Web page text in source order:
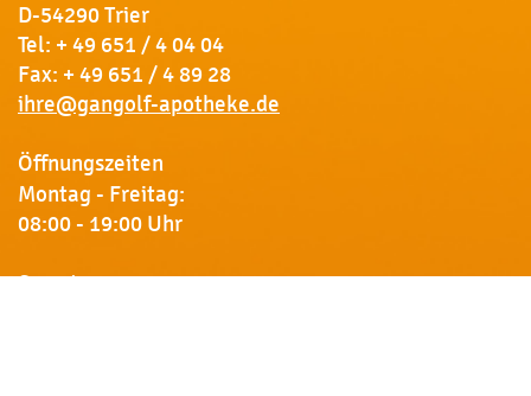
D-54290 Trier
Tel: + 49 651 / 4 04 04
Fax: + 49 651 / 4 89 28
ihre@gangolf-apotheke.de
Öffnungszeiten
Montag - Freitag:
08:00 - 19:00 Uhr
Samstag: